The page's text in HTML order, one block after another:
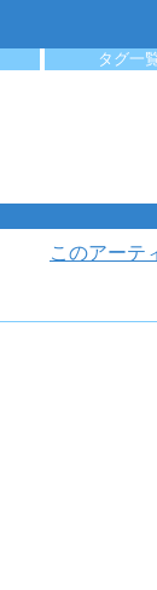
タグ一
このアーテ